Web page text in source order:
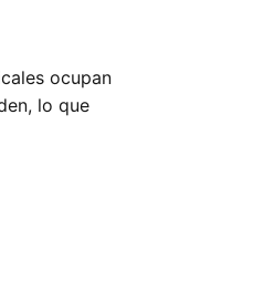
ocupan
lo que